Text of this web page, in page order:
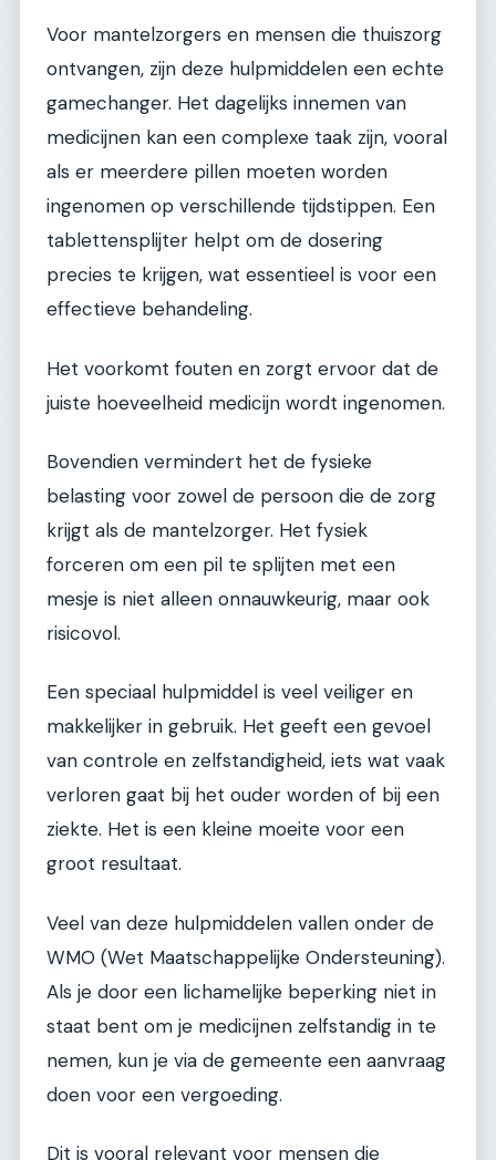
Voor mantelzorgers en mensen die thuiszorg
ontvangen, zijn deze hulpmiddelen een echte
gamechanger. Het dagelijks innemen van
medicijnen kan een complexe taak zijn, vooral
als er meerdere pillen moeten worden
ingenomen op verschillende tijdstippen. Een
tablettensplijter helpt om de dosering
precies te krijgen, wat essentieel is voor een
effectieve behandeling.
Het voorkomt fouten en zorgt ervoor dat de
juiste hoeveelheid medicijn wordt ingenomen.
Bovendien vermindert het de fysieke
belasting voor zowel de persoon die de zorg
krijgt als de mantelzorger. Het fysiek
forceren om een pil te splijten met een
mesje is niet alleen onnauwkeurig, maar ook
risicovol.
Een speciaal hulpmiddel is veel veiliger en
makkelijker in gebruik. Het geeft een gevoel
van controle en zelfstandigheid, iets wat vaak
verloren gaat bij het ouder worden of bij een
ziekte. Het is een kleine moeite voor een
groot resultaat.
Veel van deze hulpmiddelen vallen onder de
WMO (Wet Maatschappelijke Ondersteuning).
Als je door een lichamelijke beperking niet in
staat bent om je medicijnen zelfstandig in te
nemen, kun je via de gemeente een aanvraag
doen voor een vergoeding.
Dit is vooral relevant voor mensen die